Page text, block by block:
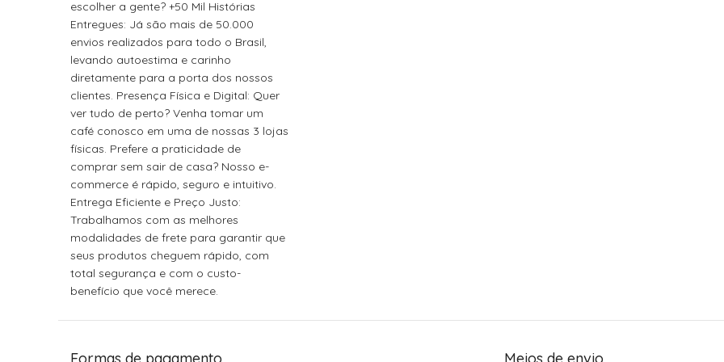
escolher a gente? +50 Mil Histórias
Entregues: Já são mais de 50.000
envios realizados para todo o Brasil,
levando autoestima e carinho
diretamente para a porta dos nossos
clientes. Presença Física e Digital: Quer
ver tudo de perto? Venha tomar um
café conosco em uma de nossas 3 lojas
físicas. Prefere a praticidade de
comprar sem sair de casa? Nosso e-
commerce é rápido, seguro e intuitivo.
Entrega Eficiente e Preço Justo:
Trabalhamos com as melhores
modalidades de frete para garantir que
seus produtos cheguem rápido, com
total segurança e com o custo-
benefício que você merece.
Formas de pagamento Meios de envio